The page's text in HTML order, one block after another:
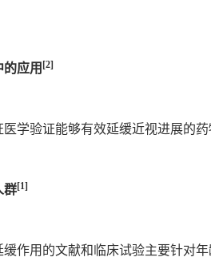
应用 [2]
学验证能够有效延缓近视进展的药
群[1]
作用的文献和临床试验主要针对